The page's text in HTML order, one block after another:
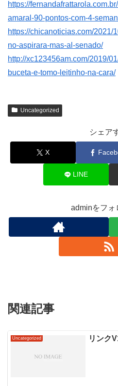
https://
amaral-90-pontos-com-4-
https://chicanoticias.com/2021/
no-aspirara-mas-al-senado/
http://xc123456am.com/2019/
buceta-e-tomo-leitinho-na-cara/
Uncategorized
シェア
X
LINE
adminをフォ
関連記事
Uncategorized リンク